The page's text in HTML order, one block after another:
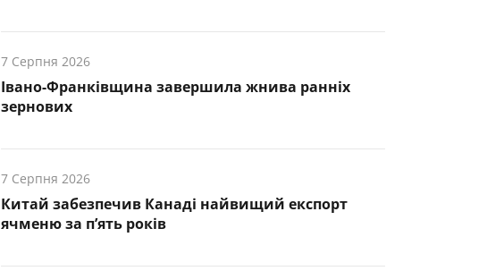
7 Серпня 2026
Івано-Франківщина завершила жнива ранніх
зернових
7 Серпня 2026
Китай забезпечив Канаді найвищий експорт
ячменю за п’ять років